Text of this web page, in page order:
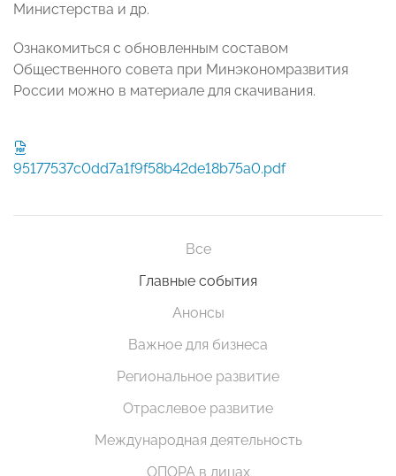
Министерства и др.
Ознакомиться с обновленным составом
Общественного совета при Минэкономразвития
России можно в материале для скачивания.
95177537c0dd7a1f9f58b42de18b75a0.pdf
Все
Главные события
Анонсы
Важное для бизнеса
Региональное развитие
Отраслевое развитие
Международная деятельность
ОПОРА в лицах